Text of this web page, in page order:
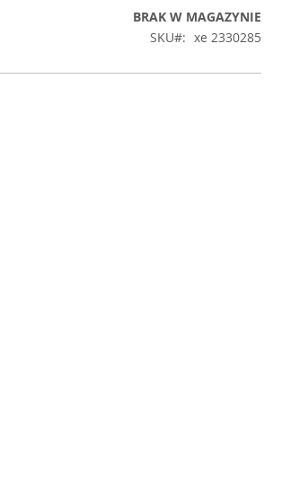
BRAK W MAGAZYNIE
SKU
xe 2330285